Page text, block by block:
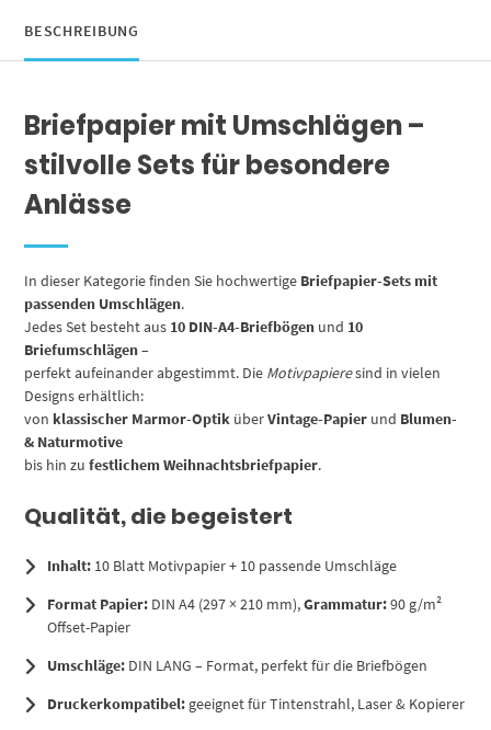
mit
Design-
g/m²
Menge
BESCHREIBUNG
Briefpapier mit Umschlägen –
stilvolle Sets für besondere
Anlässe
In dieser Kategorie finden Sie hochwertige Briefpapier-Sets mit
passenden Umschlägen.
Jedes Set besteht aus 10 DIN-A4-Briefbögen und 10
Briefumschlägen–
perfekt aufeinander abgestimmt. Die Motivpapieresind in vielen
Designs erhältlich:
von klassischer Marmor-Optik überVintage-Papier und Blumen-
& Naturmotive
bis hin zufestlichem Weihnachtsbriefpapier.
Qualität, die begeistert
Inhalt: 10 Blatt Motivpapier + 10 passende Umschläge
Format Papier: DIN A4 (297 × 210 mm),Grammatur:90 g/m²
Offset-Papier
Umschläge: DIN LANG – Format, perfekt für die Briefbögen
Druckerkompatibel: geeignet für Tintenstrahl, Laser & Kopierer